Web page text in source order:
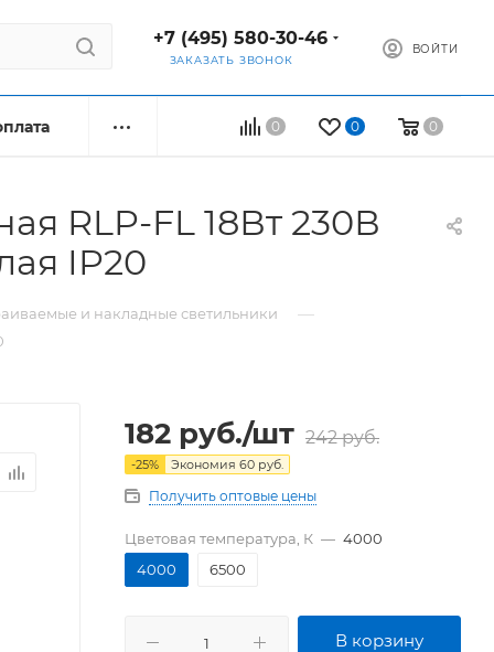
+7 (495) 580-30-46
ЗАКАЗАТЬ ЗВОНОК
ВОЙТИ
0 0 0
RLP-FL 18Вт 230В
IP20
и накладные светильники —
182 руб./шт 242руб.
-25% Экономия 60 руб.
Получить оптовые цены
Цветовая температура, К — 4000
4000
6500
В корзину